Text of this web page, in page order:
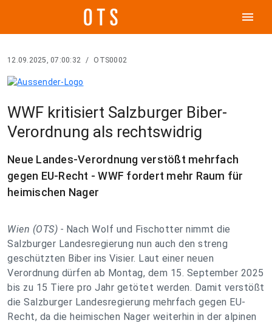
menu
12.09.2025, 07:00:32 / OTS0002
WWF kritisiert Salzburger Biber-
Verordnung als rechtswidrig
Neue Landes-Verordnung verstößt mehrfach
gegen EU-Recht - WWF fordert mehr Raum für
heimischen Nager
Wien (OTS) - Nach Wolf und Fischotter nimmt die
Salzburger Landesregierung nun auch den streng
geschützten Biber ins Visier. Laut einer neuen
Verordnung dürfen ab Montag, dem 15. September 2025
bis zu 15 Tiere pro Jahr getötet werden. Damit verstößt
die Salzburger Landesregierung mehrfach gegen EU-
Recht, da die heimischen Nager weiterhin in der alpinen